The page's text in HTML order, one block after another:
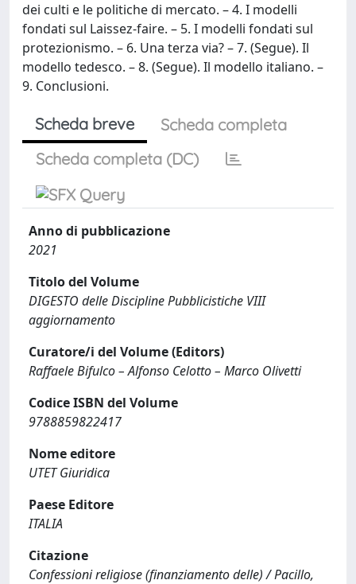
dei culti e le politiche di mercato. – 4. I modelli
fondati sul Laissez-faire. – 5. I modelli fondati sul
protezionismo. – 6. Una terza via? – 7. (Segue). Il
modello tedesco. – 8. (Segue). Il modello italiano. –
9. Conclusioni.
Scheda breve
Scheda completa
Scheda completa (DC)
Anno di pubblicazione
2021
Titolo del Volume
DIGESTO delle Discipline Pubblicistiche VIII
aggiornamento
Curatore/i del Volume (Editors)
Raffaele Bifulco – Alfonso Celotto – Marco Olivetti
Codice ISBN del Volume
9788859822417
Nome editore
UTET Giuridica
Paese Editore
ITALIA
Citazione
Confessioni religiose (finanziamento delle) / Pacillo,